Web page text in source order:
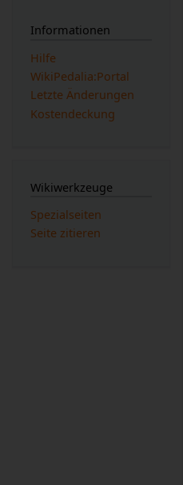
Informationen
Hilfe
WikiPedalia:Portal
Letzte Änderungen
Kostendeckung
Wikiwerkzeuge
Spezialseiten
Seite zitieren